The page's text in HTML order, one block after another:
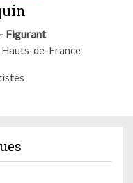
Figurant
Hauts-de-France